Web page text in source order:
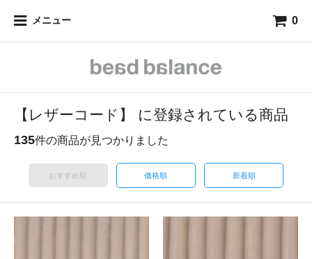
メニュー 0
【レザーコード】 に登録されている商品
135件の商品が見つかりました
おすすめ順 価格順 新着順